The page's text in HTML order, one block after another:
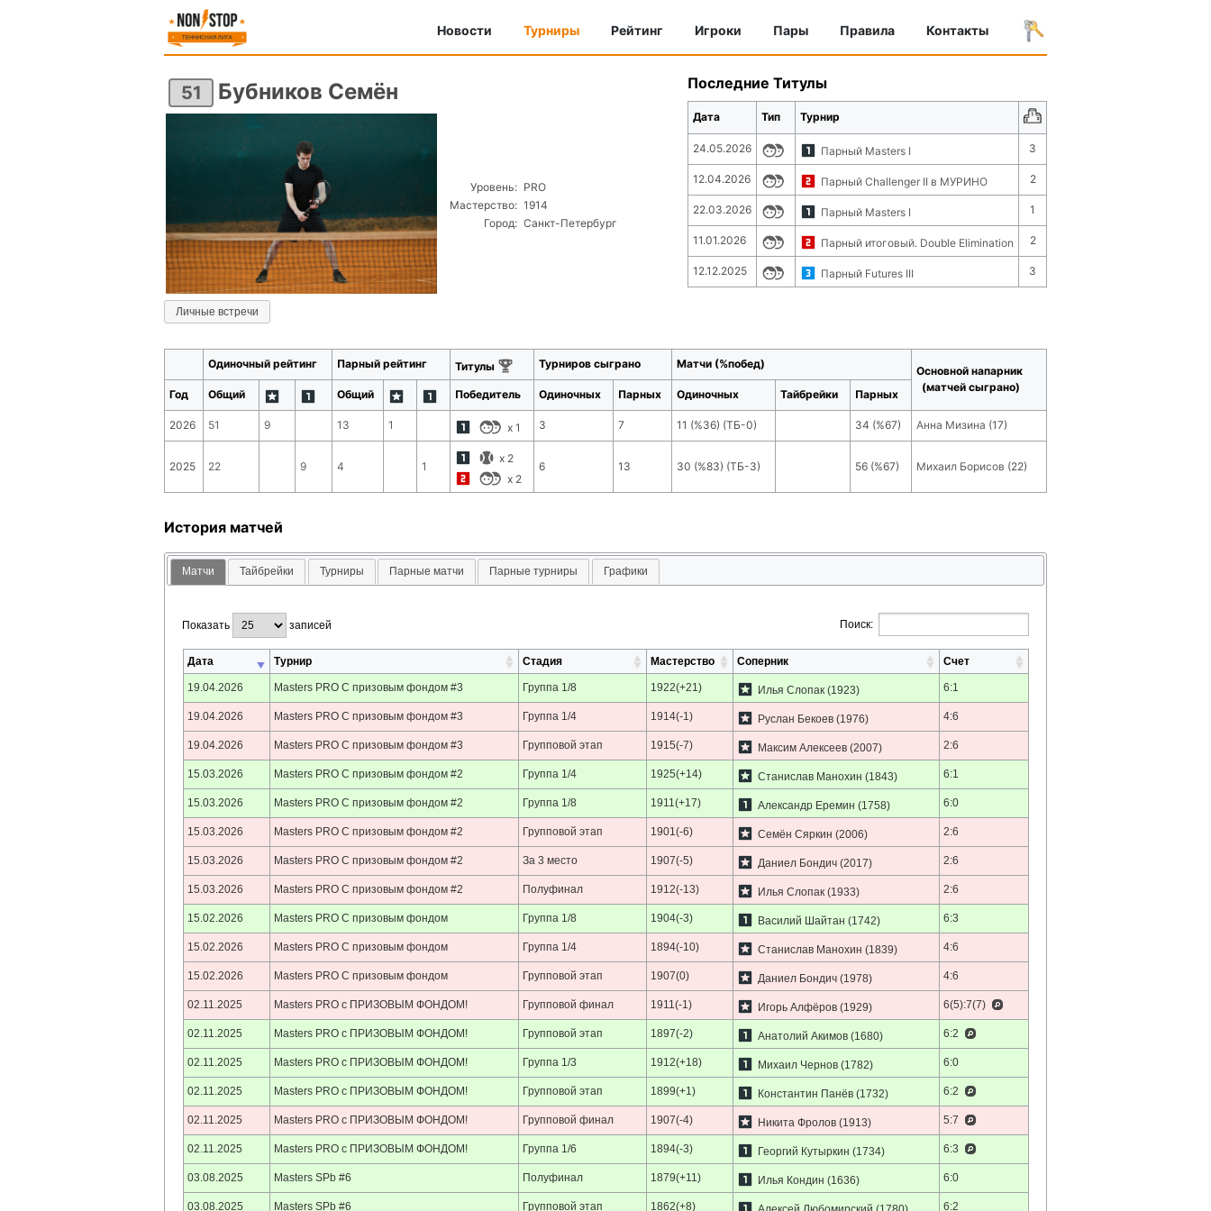
Новости Турниры Рейтинг Игроки Пары Правила Контакты
51 Бубников Семён
Уровень: PRO
Мастерство: 1914
Город: Санкт-Петербург
Последние Титулы
Дата Тип Турнир
24.05.2026 Парный Masters I 3
12.04.2026 Парный Challenger II в МУРИНО 2
22.03.2026 Парный Masters I 1
11.01.2026 Парный итоговый. Double Elimination 2
12.12.2025 Парный Futures III 3
Личные встречи
Одиночный рейтинг Парный рейтинг Титулы Турниров сыграно Матчи (%побед)
Основной напарник
(матчей сыграно)
Год Общий Общий Победитель Одиночных Парных Одиночных Тайбрейки Парных
2026 51 9 13 1 x 1 3 7 11 (%36) (ТБ-0) 34 (%67) Анна Мизина (17)
2025 22 9 4 1
x 2
x 2
6 13 30 (%83) (ТБ-3) 56 (%67) Михаил Борисов (22)
История матчей
Матчи Тайбрейки Турниры Парные матчи Парные турниры Графики
Показать записей Поиск:
Дата Турнир Стадия Мастерство Соперник Счет
19.04.2026 Masters PRO С призовым фондом #3 Группа 1/8 1922(+21) Илья Слопак(1923) 6:1
19.04.2026 Masters PRO С призовым фондом #3 Группа 1/4 1914(-1) Руслан Бекоев(1976) 4:6
19.04.2026 Masters PRO С призовым фондом #3 Групповой этап 1915(-7) Максим Алексеев(2007) 2:6
15.03.2026 Masters PRO С призовым фондом #2 Группа 1/4 1925(+14) Станислав Манохин (1843) 6:1
15.03.2026 Masters PRO С призовым фондом #2 Группа 1/8 1911(+17) Александр Еремин (1758) 6:0
15.03.2026 Masters PRO С призовым фондом #2 Групповой этап 1901(-6) Семён Сяркин (2006) 2:6
15.03.2026 Masters PRO С призовым фондом #2 За 3 место 1907(-5) Даниел Бондич(2017) 2:6
15.03.2026 Masters PRO С призовым фондом #2 Полуфинал 1912(-13) Илья Слопак(1933) 2:6
15.02.2026 Masters PRO С призовым фондом Группа 1/8 1904(-3) Василий Шайтан (1742) 6:3
15.02.2026 Masters PRO С призовым фондом Группа 1/4 1894(-10) Станислав Манохин (1839) 4:6
15.02.2026 Masters PRO С призовым фондом Групповой этап 1907(0) Даниел Бондич(1978) 4:6
02.11.2025 Masters PRO c ПРИЗОВЫМ ФОНДОМ! Групповой финал 1911(-1) Игорь Алфёров(1929) 6(5):7(7)
02.11.2025 Masters PRO c ПРИЗОВЫМ ФОНДОМ! Групповой этап 1897(-2) Анатолий Акимов(1680) 6:2
02.11.2025 Masters PRO c ПРИЗОВЫМ ФОНДОМ! Группа 1/3 1912(+18) Михаил Чернов(1782) 6:0
02.11.2025 Masters PRO c ПРИЗОВЫМ ФОНДОМ! Групповой этап 1899(+1) Константин Панёв(1732) 6:2
02.11.2025 Masters PRO c ПРИЗОВЫМ ФОНДОМ! Групповой финал 1907(-4) Никита Фролов(1913) 5:7
02.11.2025 Masters PRO c ПРИЗОВЫМ ФОНДОМ! Группа 1/6 1894(-3) Георгий Кутыркин (1734) 6:3
03.08.2025 Masters SPb #6 Полуфинал 1879(+11) Илья Кондин (1636) 6:0
03.08.2025 Masters SPb #6 Групповой этап 1862(+8) 6:2